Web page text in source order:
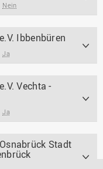
Nein
Ibbenbüren
Ja
Vechta -
/ Jugendarbeit /
Ja
Stadt